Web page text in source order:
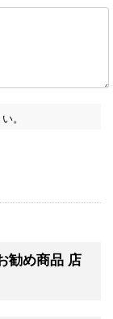
。
勧め商品 店